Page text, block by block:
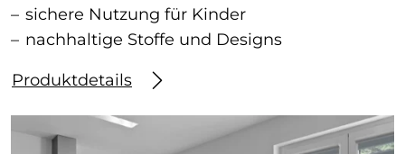
sichere Nutzung für Kinder
nachhaltige Stoffe und Designs
Produktdetails